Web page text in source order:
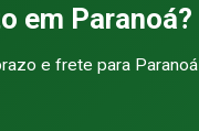
em Paranoá?
e frete para Paranoá